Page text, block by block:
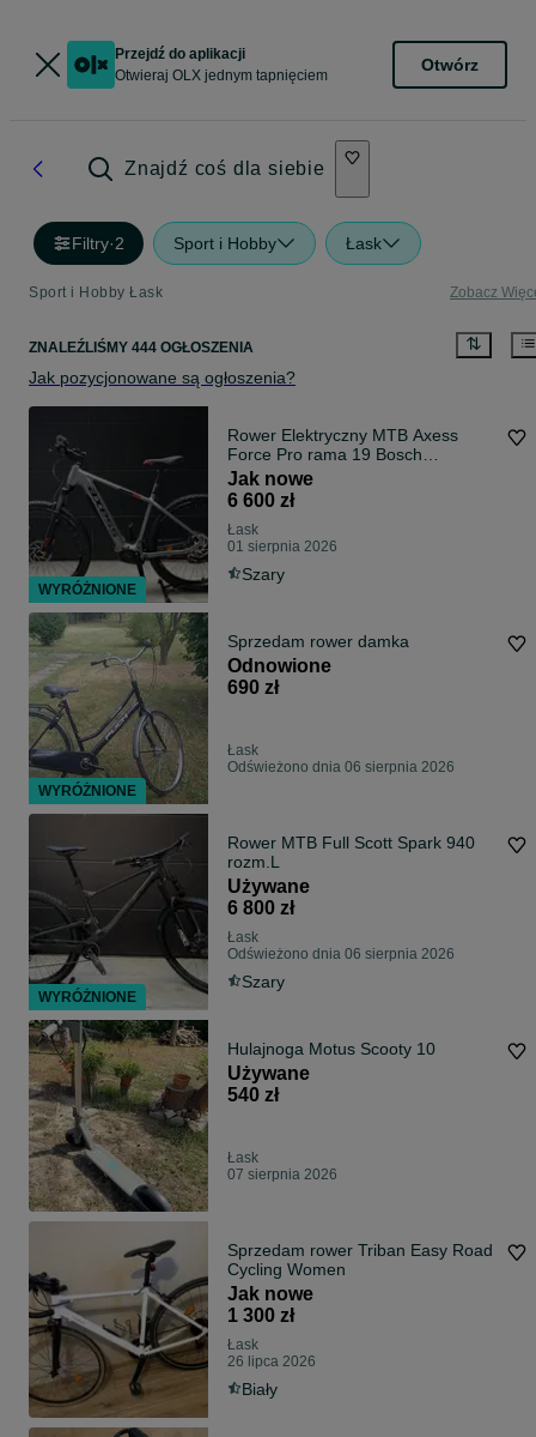
Przejdź do aplikacji
Otwieraj OLX jednym tapnięciem
Otwórz
Znajdź coś dla siebie
Filtry·2 Sport i Hobby Łask
Sport i Hobby Łask Zobacz
ZNALEŹLIŚMY 444 OGŁOSZENIA
Jak pozycjonowane są ogłoszenia?
Rower Elektryczny MTB Axess
Force Pro rama 19 Bosch
Performance CX rama L
Jak nowe
6 600 zł
Łask
01 sierpnia 2026
Szary
Sprzedam rower damka
Odnowione
690 zł
Łask
Odświeżono dnia 06 sierpnia 2026
Rower MTB Full Scott Spark 940
rozm.L
Używane
6 800 zł
Łask
Odświeżono dnia 06 sierpnia 2026
Szary
Hulajnoga Motus Scooty 10
Używane
540 zł
Łask
07 sierpnia 2026
Sprzedam rower Triban Easy Road
Cycling Women
Jak nowe
1 300 zł
Łask
26 lipca 2026
Biały
WYRÓŻNIONE
WYRÓŻNIONE
WYRÓŻNIONE